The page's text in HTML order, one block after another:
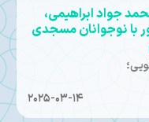
جواد ابراهیمی،
با نوجوانان مسجدی
2025-03-14